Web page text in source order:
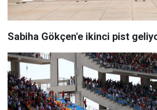
Sabiha Gökçen'e ikinci pist